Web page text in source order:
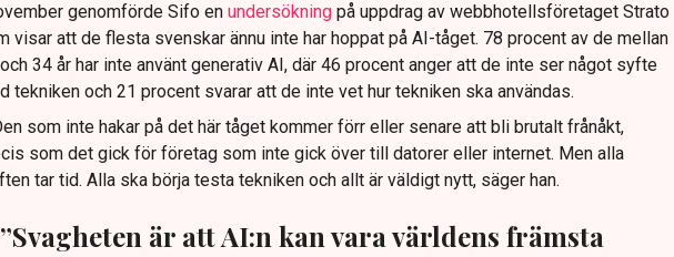
genomförde Sifo en undersökning på uppdrag av webbhotellsföretaget Strato
visar att de flesta svenskar ännu inte har hoppat på AI-tåget. 78 procent av de mellan
34 år har inte använt generativ AI, där 46 procent anger att de inte ser något syfte
tekniken och 21 procent svarar att de inte vet hur tekniken ska användas.
som inte hakar på det här tåget kommer förr eller senare att bli brutalt frånåkt,
som det gick för företag som inte gick över till datorer eller internet. Men alla
tar tid. Alla ska börja testa tekniken och allt är väldigt nytt, säger han.
”Svagheten är att AI:n kan vara världens främsta